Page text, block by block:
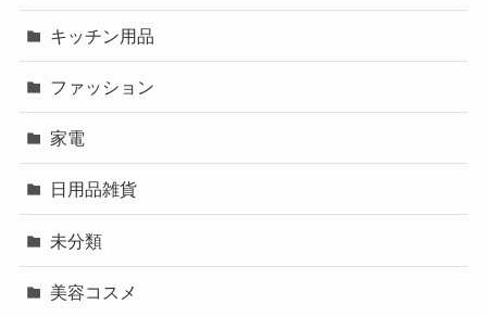
キッチン用品
ファッション
家電
日用品雑貨
未分類
美容コスメ